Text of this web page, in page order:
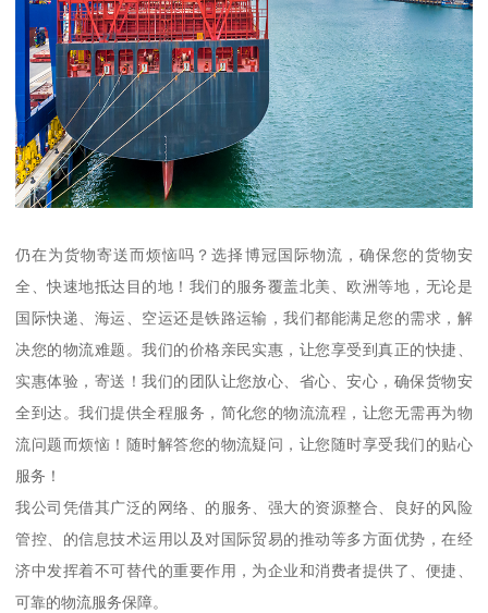
仍在为货物寄送而烦恼吗？选择博冠国际物流，确保您的货物安
全、快速地抵达目的地！我们的服务覆盖北美、欧洲等地，无论是
国际快递、海运、空运还是铁路运输，我们都能满足您的需求，解
决您的物流难题。我们的价格亲民实惠，让您享受到真正的快捷、
实惠体验，寄送！我们的团队让您放心、省心、安心，确保货物安
全到达。我们提供全程服务，简化您的物流流程，让您无需再为物
流问题而烦恼！随时解答您的物流疑问，让您随时享受我们的贴心
服务！
我公司凭借其广泛的网络、的服务、强大的资源整合、良好的风险
管控、的信息技术运用以及对国际贸易的推动等多方面优势，在经
济中发挥着不可替代的重要作用，为企业和消费者提供了、便捷、
可靠的物流服务保障。